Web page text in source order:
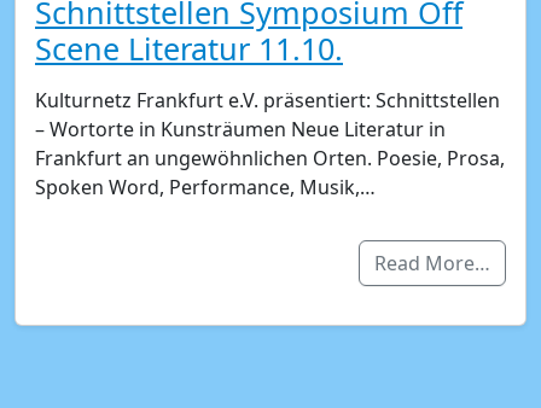
Schnittstellen Symposium Off
Scene Literatur 11.10.
Kulturnetz Frankfurt e.V. präsentiert: Schnittstellen
– Wortorte in Kunsträumen Neue Literatur in
Frankfurt an ungewöhnlichen Orten. Poesie, Prosa,
Spoken Word, Performance, Musik,…
Read More…